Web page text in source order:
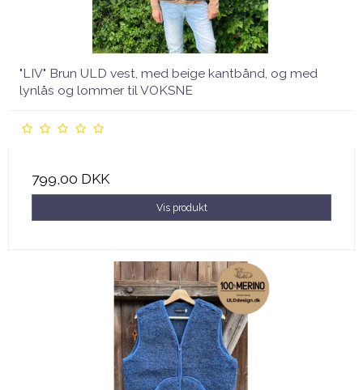
"LIV" Brun ULD vest, med beige kantbånd, og med
lynlås og lommer til VOKSNE
799,00 DKK
Vis produkt